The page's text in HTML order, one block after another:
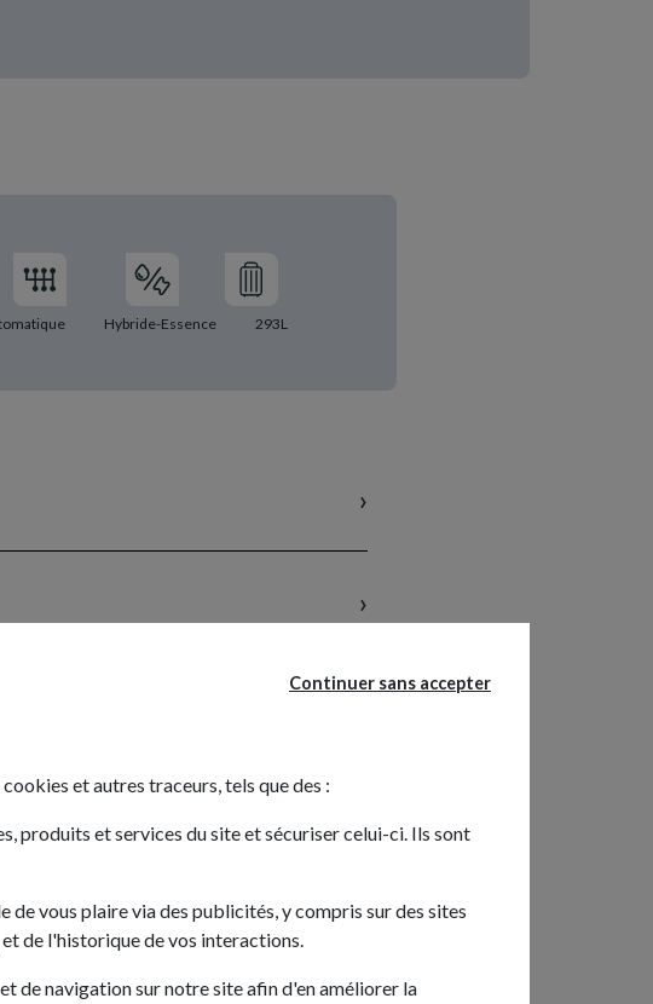
Continuer sans accepter
et autres traceurs, tels que des :
produits et services du site et sécuriser celui-ci. Ils sont
vous plaire via des publicités, y compris sur des sites
et de l'historique de vos interactions.
de navigation sur notre site afin d'en améliorer la
Hybride-Essence 293L